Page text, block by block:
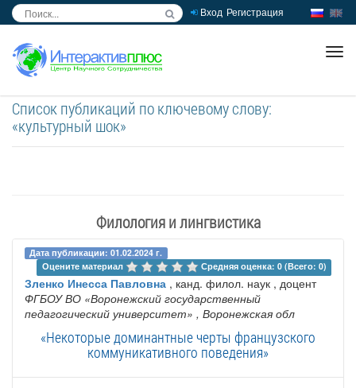
Вход Регистрация
Список публикаций по ключевому слову:
«культурный шок»
Филология и лингвистика
Дата публикации: 01.02.2024 г.
Оцените материал
Средняя оценка: 0 (Всего: 0)
Зленко Инесса Павловна , канд. филол. наук , доцент
ФГБОУ ВО «Воронежский государственный
педагогический университет» , Воронежская обл
«Некоторые доминантные черты французского
коммуникативного поведения»